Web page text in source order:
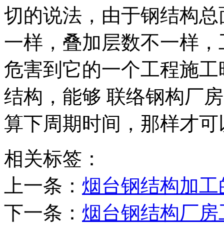
切的说法，由于钢结构
一样，叠加层数不一样
危害到它的一个工程施
结构，能够 联络钢构厂
算下周期时间，那样才
相关标签：
上一条： 烟台钢结构加
下一条： 烟台钢结构厂